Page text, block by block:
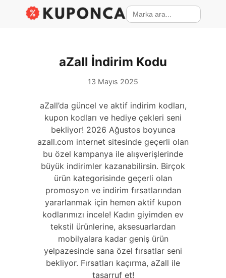
aZall İndirim Kodu
13 Mayıs 2025
aZall’da güncel ve aktif indirim kodları,
kupon kodları ve hediye çekleri seni
bekliyor! 2026 Ağustos boyunca
azall.com internet sitesinde geçerli olan
bu özel kampanya ile alışverişlerinde
büyük indirimler kazanabilirsin. Birçok
ürün kategorisinde geçerli olan
promosyon ve indirim fırsatlarından
yararlanmak için hemen aktif kupon
kodlarımızı incele! Kadın giyimden ev
tekstil ürünlerine, aksesuarlardan
mobilyalara kadar geniş ürün
yelpazesinde sana özel fırsatlar seni
bekliyor. Fırsatları kaçırma, aZall ile
tasarruf et!